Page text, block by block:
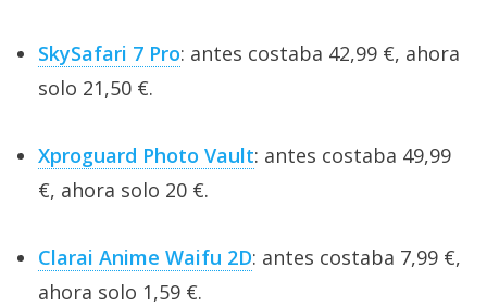
SkySafari 7 Pro: antes costaba 42,99 €, ahora
solo 21,50 €.
Xproguard Photo Vault: antes costaba 49,99
€, ahora solo 20 €.
Clarai Anime Waifu 2D: antes costaba 7,99 €,
ahora solo 1,59 €.